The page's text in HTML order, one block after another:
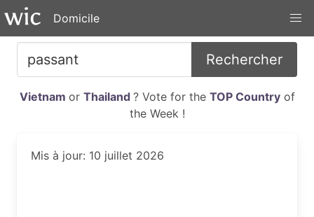
Domicile
Rechercher
Vietnam or Thailand ? Vote for the TOP Countryof
the Week !
Mis à jour: 10 juillet 2026